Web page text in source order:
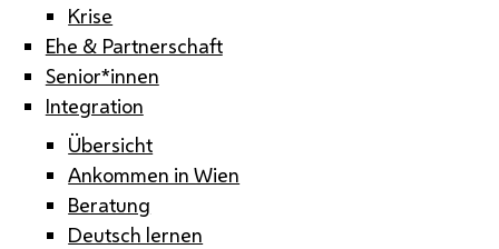
Krise
Ehe & Partnerschaft
Senior*innen
Integration
Übersicht
Ankommen in Wien
Beratung
Deutsch lernen